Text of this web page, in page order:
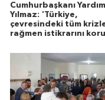
Cumhurbaşkanı
Yılmaz: 'Türkiye,
çevresindeki tüm
rağmen istikrarını